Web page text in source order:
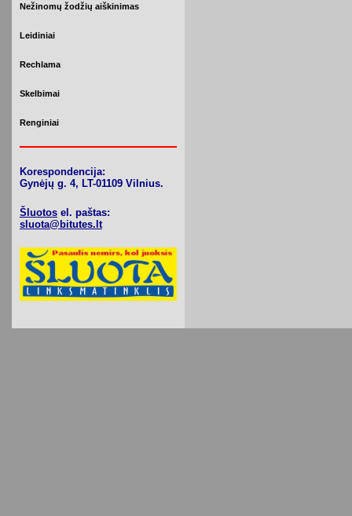
Nežinomų žodžių aiškinimas
Leidiniai
Rechlama
Skelbimai
Renginiai
Korespondencija:
Gynėjų g. 4, LT-01109 Vilnius.
Šluotos el. paštas:
sluota@bitutes.lt